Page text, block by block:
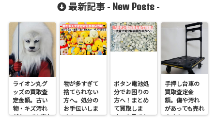
最新記事 - New Posts -
ライオン丸グ
ッズの買取査
定金額。古い
物・キズ汚れ
があっても売れ
物が多すぎて
捨てられない
方へ。処分の
お手伝いしま
す！
ボタン電池処
分でお困りの
方へ！まとめ
て買取しま
す。大量でも
手押し台車の
買取査定金
額。傷や汚れ
があっても売れ
ます！